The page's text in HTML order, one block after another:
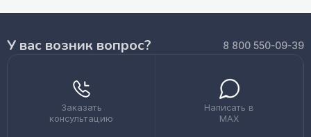
У вас возник вопрос? 8 800 550-09-39
Заказать
консультацию
Написать в
MAX